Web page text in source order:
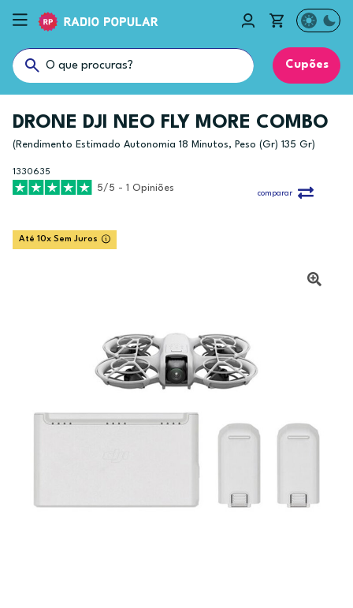
Cupões
DRONE DJI NEO FLY MORE COMBO
(Rendimento Estimado Autonomia 18 Minutos, Peso (Gr) 135 Gr)
1330635
5/5 - 1 Opiniões
comparar
Até 10x Sem Juros